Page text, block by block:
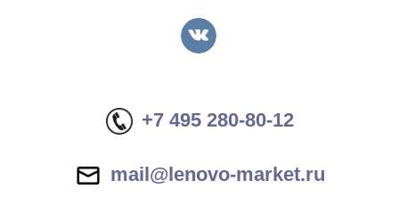
+7 495 280-80-12
mail@lenovo-market.ru